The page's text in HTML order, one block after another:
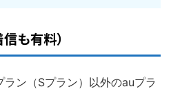
も有料）
ン（Sプラン）以外のauプラ